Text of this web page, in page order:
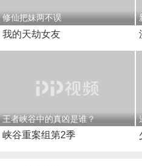
修仙把妹两不误
我的天劫女友
王者峡谷中的真凶是谁？
峡谷重案组第2季